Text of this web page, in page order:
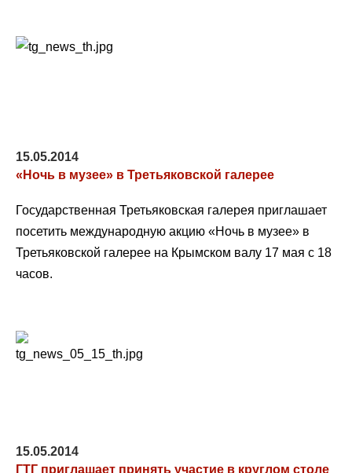
15.05.2014
«Ночь в музее» в Третьяковской галерее
Государственная Третьяковская галерея приглашает
посетить международную акцию «Ночь в музее» в
Третьяковской галерее на Крымском валу 17 мая с 18
часов.
15.05.2014
ГТГ приглашает принять участие в круглом столе